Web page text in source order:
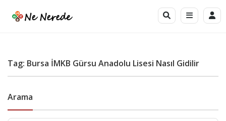
Tag: Bursa İMKB Gürsu Anadolu Lisesi Nasıl Gidilir
Arama